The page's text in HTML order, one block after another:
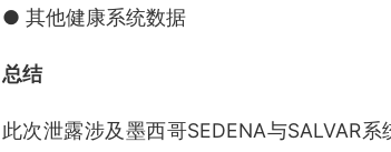
● 其他健康系统数据
总结
此次泄露涉及墨西哥SEDENA与SALVAR